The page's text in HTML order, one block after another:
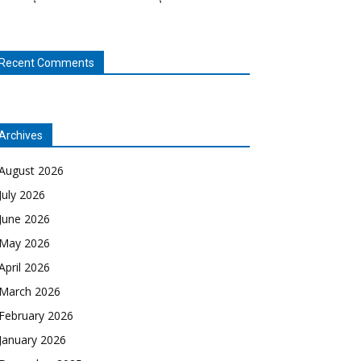
Comments
2026
2026
2026
2026
2026
2026
2026
2026